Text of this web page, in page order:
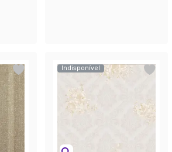
Indisponível